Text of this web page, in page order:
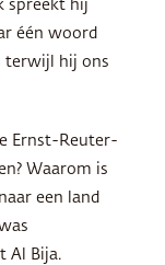
spreekt hij
één woord
terwijl hij ons
Ernst-Reuter-
Waarom is
een land
Al Bija.